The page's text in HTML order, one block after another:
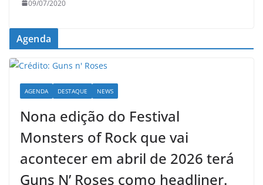
09/07/2020
Agenda
AGENDA DESTAQUE NEWS
Nona edição do Festival
Monsters of Rock que vai
acontecer em abril de 2026 terá
Guns N’ Roses como headliner.